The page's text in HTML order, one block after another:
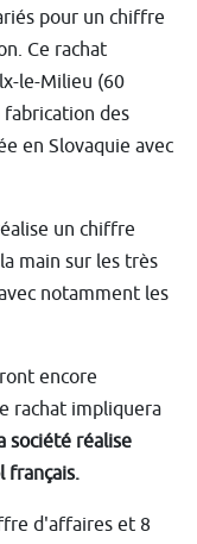
pour un chiffre
Ce rachat
le-Milieu (60
fabrication des
en Slovaquie avec
un chiffre
main sur les très
notamment les
encore
rachat impliquera
société réalise
français.
d'affaires et 8